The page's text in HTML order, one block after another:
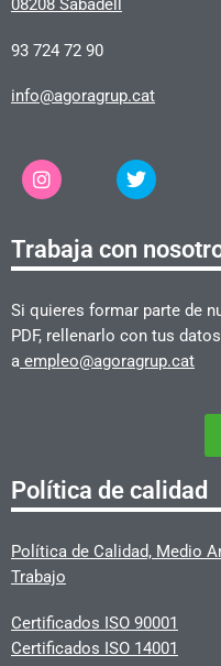
08208 Sabadell
93 724 72 90
info@agoragrup.cat
Trabaja con
Si quieres formar parte de
PDF, rellenarlo con tus
a empleo@agoragrup.cat
Política de calidad
Política de Calidad, Medio
Trabajo
Certificados ISO 90001
Certificados ISO 14001